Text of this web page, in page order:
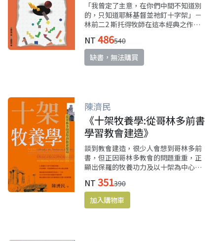
「我曾定了主意，在你們中間不知道別
的，只知道耶穌基督並祂釘十字架」－
林前二2 斯托得牧師在這本經典之作
中，將十字架在基督信仰的中心性及其
意義，講得再清楚不過，值得經常閱
讀，並成為教會宣講的中心。
NT 486540
缺書，無法購買
陳濟民
《十架牧養學:從哥林多前書
學習教會建造》
談到教會建造，很少人會想到哥林多前
書，但正因哥林多教會的問題重重，正
顯出保羅的牧養功力及以十架為中心的
牧養神學，書中舉例都是作者多年牧養
華人教會的經歷，非常深刻而適切華人
文化處境。
NT 351390